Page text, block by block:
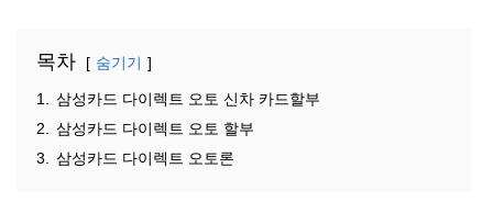
목차 숨기기
1.
삼성카드 다이렉트 오토 신차 카드할부
2.
삼성카드 다이렉트 오토 할부
3.
삼성카드 다이렉트 오토론